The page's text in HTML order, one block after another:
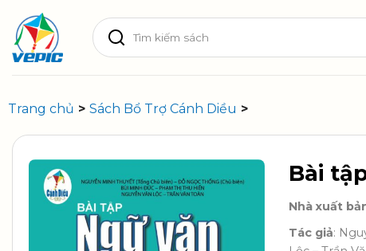
content
Tìm
kiếm:
Trang chủ > Sách Bổ Trợ Cánh Diều >
Bài
Nhà xuất
Tác giả: